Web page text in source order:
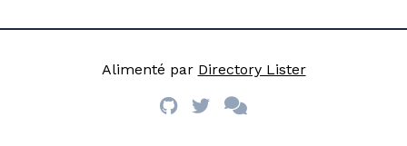
Alimenté par Directory Lister